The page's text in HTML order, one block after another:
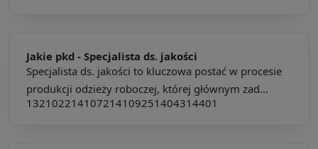
Jakie pkd - Specjalista ds. jakości
Specjalista ds. jakości to kluczowa postać w procesie
produkcji odzieży roboczej, której głównym zad...
132102214107214109251404314401